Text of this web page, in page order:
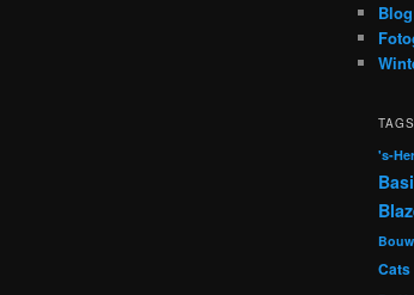
Blog
TAGS
's-
Cats